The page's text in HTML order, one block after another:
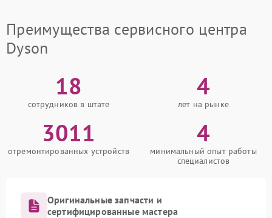
Преимущества сервисного центра
Dyson
18
сотрудников в штате
4
лет на рынке
3011
отремонтированных устройств
4
минимальный опыт работы
специалистов
Оригинальные запчасти и
сертифицированные мастера